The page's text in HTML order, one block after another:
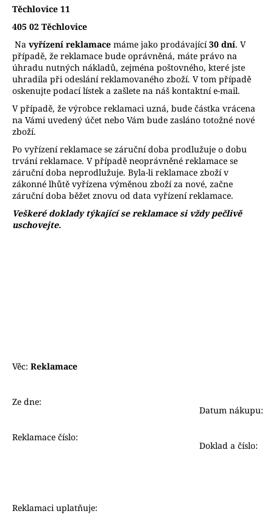
Těchlovice 11
405 02 Těchlovice
Na vyřízení reklamace máme jako prodávající30 dní. V
případě, že reklamace bude oprávněná, máte právo na
úhradu nutných nákladů, zejména poštovného, které jste
uhradila při odeslání reklamovaného zboží. V tom případě
oskenujte podací lístek a zašlete na náš kontaktní e-mail.
V případě, že výrobce reklamaci uzná, bude částka vrácena
na Vámi uvedený účet nebo Vám bude zasláno totožné nové
zboží.
Po vyřízení reklamace se záruční doba prodlužuje o dobu
trvání reklamace. V případě neoprávněné reklamace se
záruční doba neprodlužuje. Byla-li reklamace zboží v
zákonné lhůtě vyřízena výměnou zboží za nové, začne
záruční doba běžet znovu od data vyřízení reklamace.
Veškeré doklady týkající se reklamace si vždy pečlivě
uschovejte.
Věc: Reklamace
Ze dne:
Datum nákupu:
Reklamace číslo:
Doklad a číslo:
Reklamaci uplatňuje: